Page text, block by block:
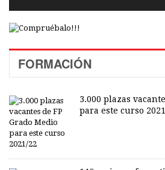
FORMACIÓN
3.000 plazas
para este curso